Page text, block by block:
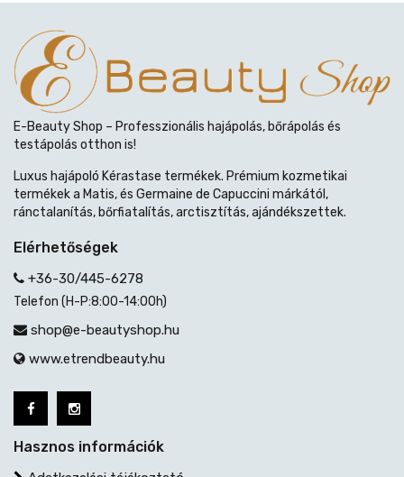
E-Beauty Shop – Professzionális hajápolás, bőrápolás és
testápolás otthon is!
Luxus hajápoló Kérastase termékek. Prémium kozmetikai
termékek a Matis, és Germaine de Capuccini márkától,
ránctalanítás, bőrfiatalítás, arctisztítás, ajándékszettek.
Elérhetőségek
+36-30/445-6278
Telefon (H-P:8:00-14:00h)
shop@e-beautyshop.hu
www.etrendbeauty.hu
Hasznos információk